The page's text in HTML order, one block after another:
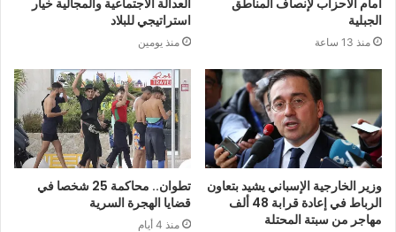
الجبلية
منذ 13 ساعة
استراتيجي للبلاد
منذ يومين
وزير الخارجية الإسباني يشيد بتعاون
الرباط في إعادة قرابة 48 ألف
مهاجر من سبتة المحتلة
تطوان.. محاكمة 25 شخصا في
قضايا الهجرة السرية
منذ 4 أيام